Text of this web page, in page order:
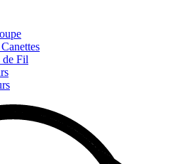
de Fil